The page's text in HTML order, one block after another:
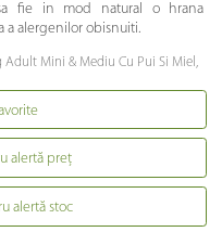
fie in mod natural o hrana
a alergenilor obisnuiti.
Mini & Mediu Cu Pui Si Miel,
alertă preţ
alertă stoc